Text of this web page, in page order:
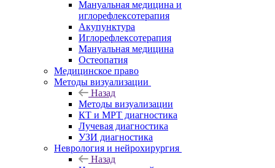
Мануальная медицина и
иглорефлексотерапия
Акупунктура
Иглорефлексотерапия
Мануальная медицина
Остеопатия
Медицинское право
Методы визуализации
Назад
Методы визуализации
КТ и МРТ диагностика
Лучевая диагностика
УЗИ диагностика
Неврология и нейрохирургия
Назад